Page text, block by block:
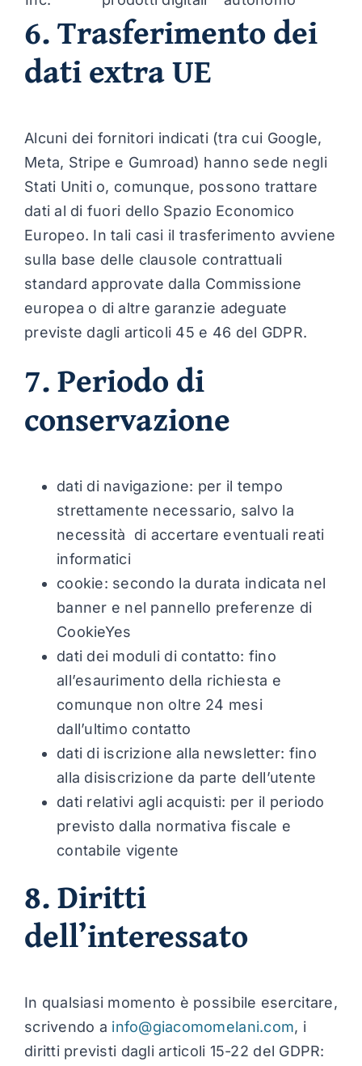
6. Trasferimento dei
dati extra UE
Alcuni dei fornitori indicati (tra cui Google,
Meta, Stripe e Gumroad) hanno sede negli
Stati Uniti o, comunque, possono trattare
dati al di fuori dello Spazio Economico
Europeo. In tali casi il trasferimento avviene
sulla base delle clausole contrattuali
standard approvate dalla Commissione
europea o di altre garanzie adeguate
previste dagli articoli 45 e 46 del GDPR.
7. Periodo di
conservazione
dati di navigazione: per il tempo
strettamente necessario, salvo la
necessità di accertare eventuali reati
informatici
cookie: secondo la durata indicata nel
banner e nel pannello preferenze di
CookieYes
dati dei moduli di contatto: fino
all’esaurimento della richiesta e
comunque non oltre 24 mesi
dall’ultimo contatto
dati di iscrizione alla newsletter: fino
alla disiscrizione da parte dell’utente
dati relativi agli acquisti: per il periodo
previsto dalla normativa fiscale e
contabile vigente
8. Diritti
dell’interessato
In qualsiasi momento è possibile esercitare,
scrivendo a info@giacomomelani.com, i
diritti previsti dagli articoli 15-22 del GDPR: